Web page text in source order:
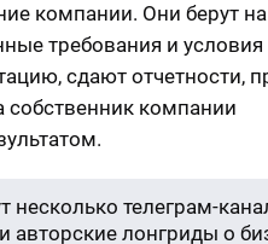
компании. Они берут
требования и условия
сдают отчетности,
собственник компании
несколько телеграм-
авторские лонгриды о